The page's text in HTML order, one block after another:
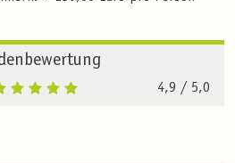
4,9 / 5,0